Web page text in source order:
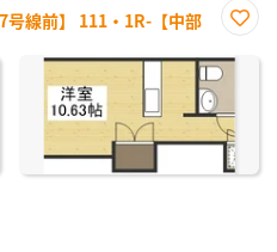
号線前】 111・1R-【中部
に入
り登